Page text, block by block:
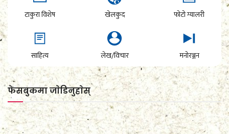
टाकुरा विशेष खेलकुद फोटो ग्यालरी
साहित्य लेख/विचार मनोरञ्जन
फेसबुकमा जाेडिनुहाेस्